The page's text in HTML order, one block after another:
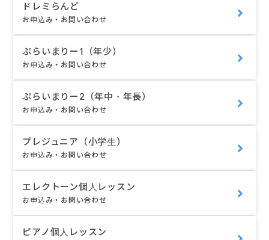
ドレミらんど
お申込み・お問い合わせ
ぷらいまりー1（年少）
お申込み・お問い合わせ
ぷらいまりー2（年中・年長）
お申込み・お問い合わせ
プレジュニア（小学生）
お申込み・お問い合わせ
エレクトーン個人レッスン
お申込み・お問い合わせ
ピアノ個人レッスン